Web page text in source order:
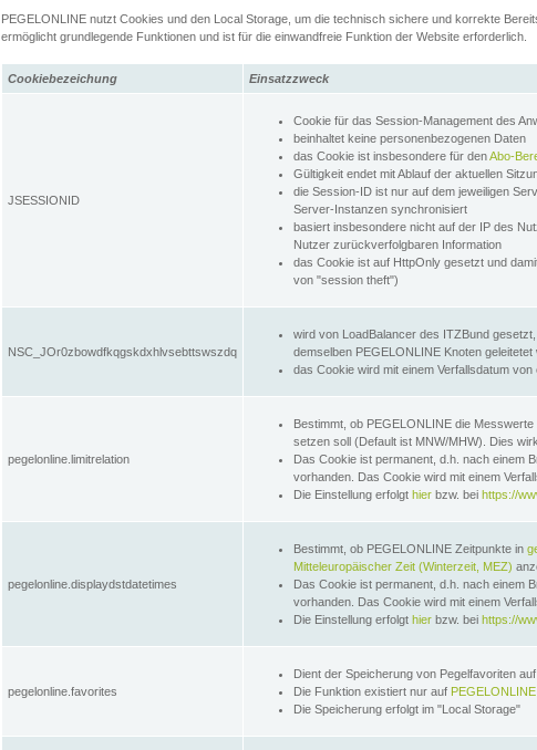
PEGELONLINE nutzt Cookies und den Local Storage, um die technisch sichere und korrekte
ermöglicht grundlegende Funktionen und ist für die einwandfreie Funktion der Website erforderlich.
Cookiebezeichung Einsatzzweck
JSESSIONID
Cookie für das Session-Management des
beinhaltet keine personenbezogenen Daten
das Cookie ist insbesondere für denAbo-
Gültigkeit endet mit Ablauf der aktuellen
die Session-ID ist nur auf dem jeweiligen
Server-Instanzen synchronisiert
basiert insbesondere nicht auf der IP des
Nutzer zurückverfolgbaren Information
das Cookie ist auf HttpOnly gesetzt und
von "session theft")
NSC_JOr0zbowdfkqgskdxhlvsebttswszdq
wird von LoadBalancer des ITZBund
demselben PEGELONLINE Knoten
das Cookie wird mit einem Verfallsdatum
pegelonline.limitrelation
Bestimmt, ob PEGELONLINE die Messwerte
setzen soll (Default ist MNW/MHW). Dies
Das Cookie ist permanent, d.h. nach einem
vorhanden. Das Cookie wird mit einem
Die Einstellung erfolgt hier bzw. bei https://
pegelonline.displaydstdatetimes
Bestimmt, ob PEGELONLINE Zeitpunkte in
Mitteleuropäischer Zeit (Winterzeit, MEZ)
Das Cookie ist permanent, d.h. nach einem
vorhanden. Das Cookie wird mit einem
Die Einstellung erfolgt hier bzw. bei https://
pegelonline.favorites
Dient der Speicherung von Pegelfavoriten
Die Funktion existiert nur auf
Die Speicherung erfolgt im "Local Storage"